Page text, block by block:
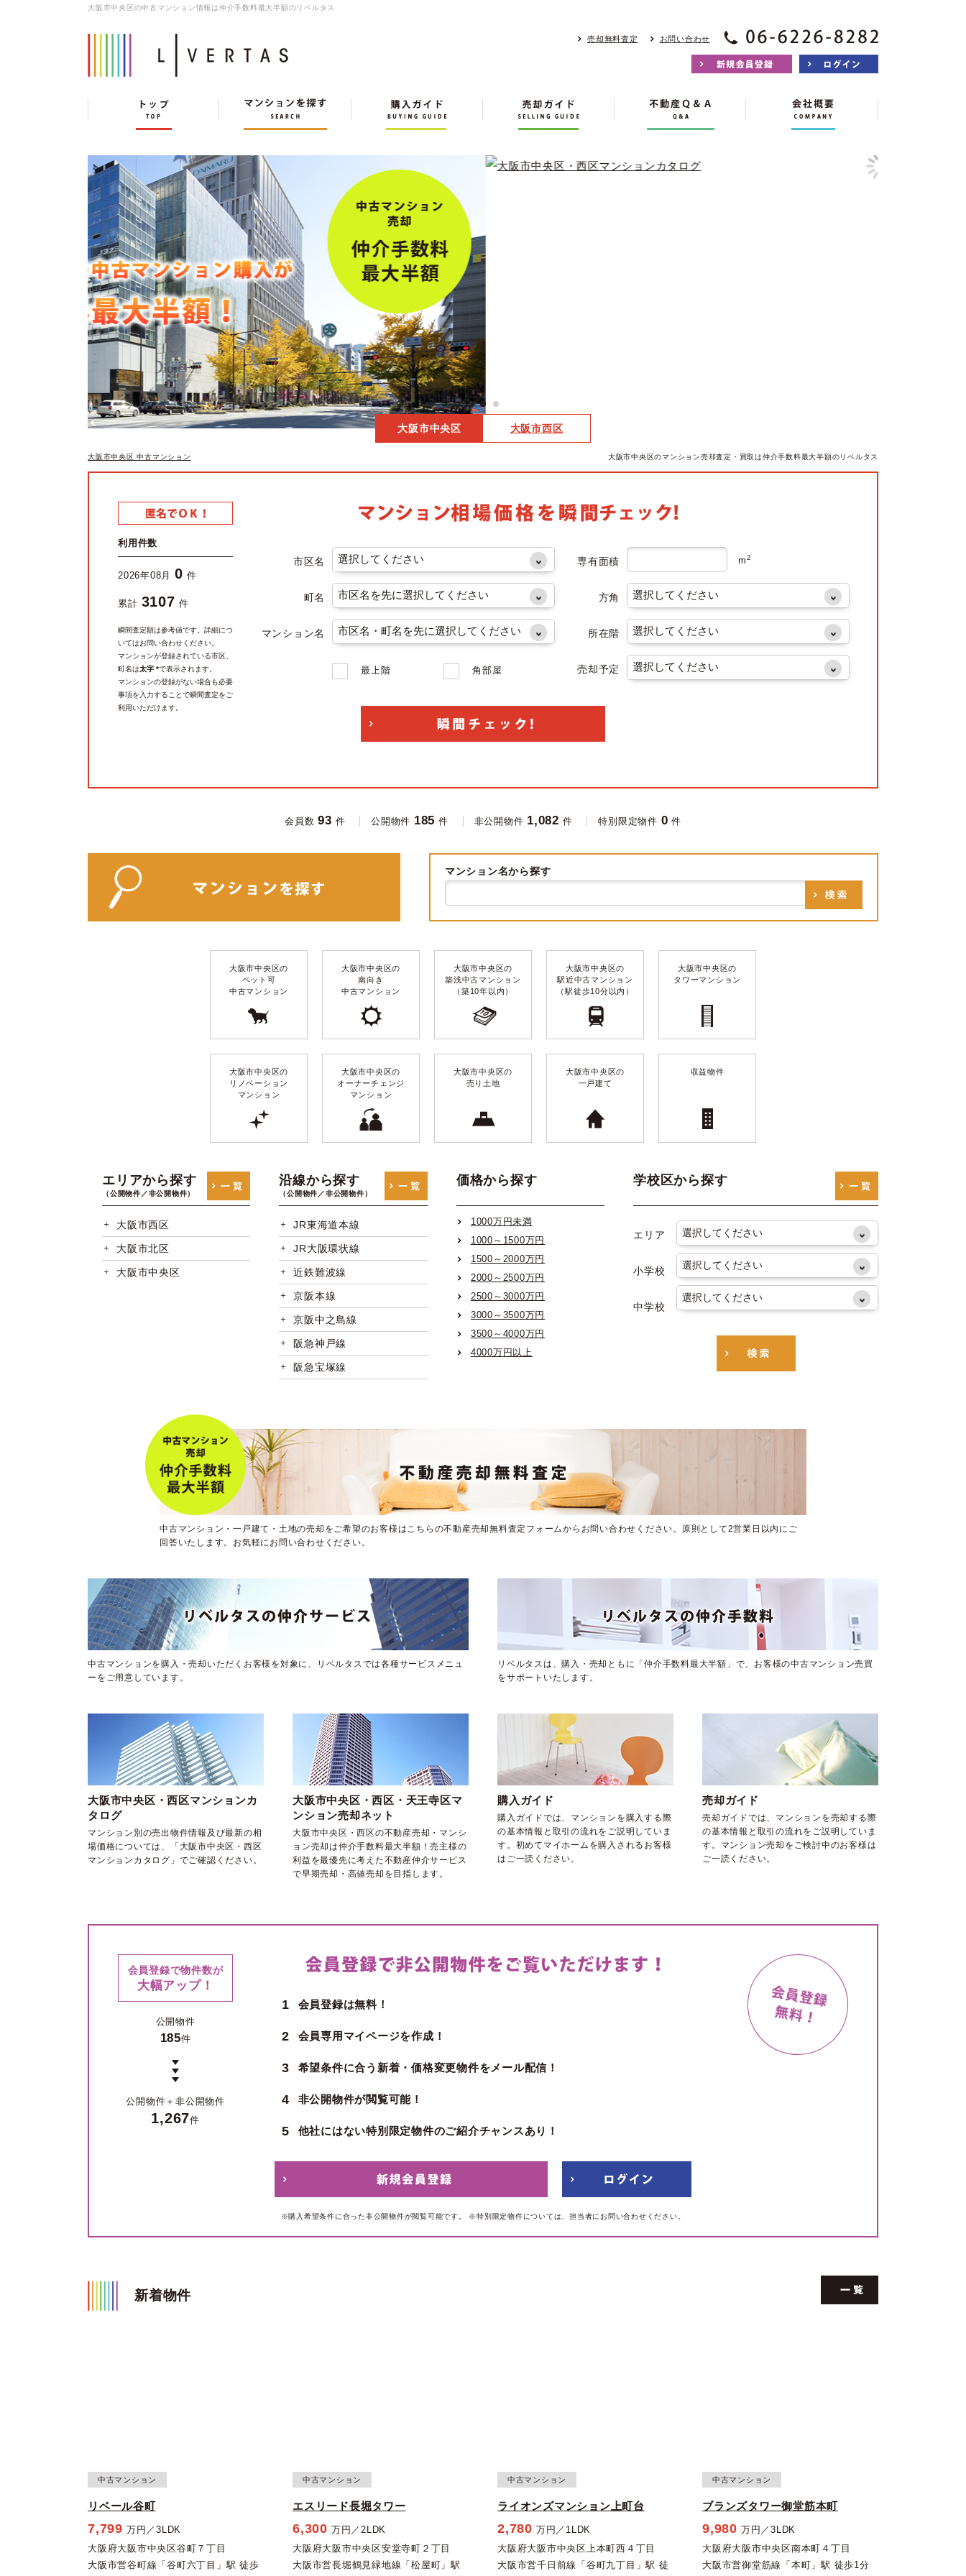
大阪市中央区の中古マンション情報は仲介手数料最大半額のリベルタス
売却無料査定 お問い合わせ
大阪市中央区 大阪市西区
大阪市中央区 中古マンション 大阪市中央区のマンション売却査定・買取は仲介手数料最大半額のリベルタス
利用件数
2026年08月 0 件
累計 3107 件
市区名
町名
マンション名
最上階 角部屋
専有面積 m2
方角
所在階
売却予定
瞬間査定額は参考値です。詳細につ
いてはお問い合わせください。
マンションが登録されている市区、
町名は太字 *で表示されます。
マンションの登録がない場合も必要
事項を入力することで瞬間査定をご
利用いただけます。
会員数 93 件 公開物件 185 件 非公開物件 1,082 件 特別限定物件 0 件
マンション名から探す
大阪市中央区の
ペット可
中古マンション
大阪市中央区の
南向き
中古マンション
大阪市中央区の
築浅中古マンション
（築10年以内）
大阪市中央区の
駅近中古マンション
（駅徒歩10分以内）
大阪市中央区の
タワーマンション
大阪市中央区の
リノベーション
マンション
大阪市中央区の
オーナーチェンジ
マンション
大阪市中央区の
売り土地
大阪市中央区の
一戸建て
収益物件
エリアから探す
（公開物件／非公開物件）
大阪市西区
大阪市北区
大阪市中央区
沿線から探す
（公開物件／非公開物件）
JR東海道本線
JR大阪環状線
近鉄難波線
京阪本線
京阪中之島線
阪急神戸線
阪急宝塚線
阪神なんば線
大阪市営谷町線
大阪市営四つ橋線
大阪市営中央線
大阪市営長堀鶴見緑地線
価格から探す
1000万円未満
1000～1500万円
1500～2000万円
2000～2500万円
2500～3000万円
3000～3500万円
3500～4000万円
4000万円以上
学校区から探す
エリア
小学校
中学校
中古マンション・一戸建て・土地の売却をご希望のお客様はこちらの不動産売却無料査定フォームからお問い合わせください。原則として2営業日以内にご
回答いたします。お気軽にお問い合わせください。
中古マンションを購入・売却いただくお客様を対象に、リベルタスでは各種サービスメニュ
ーをご用意しています。
リベルタスは、購入・売却ともに「仲介手数料最大半額」で、お客様の中古マンション売買
をサポートいたします。
大阪市中央区・西区マンションカ
タログ
マンション別の売出物件情報及び最新の相
場価格については、「大阪市中央区・西区
マンションカタログ」でご確認ください。
大阪市中央区・西区・天王寺区マ
ンション売却ネット
大阪市中央区・西区の不動産売却・マンシ
ョン売却は仲介手数料最大半額！売主様の
利益を最優先に考えた不動産仲介サービス
で早期売却・高値売却を目指します。
購入ガイド
購入ガイドでは、マンションを購入する際
の基本情報と取引の流れをご説明していま
す。初めてマイホームを購入されるお客様
はご一読ください。
売却ガイド
売却ガイドでは、マンションを売却する際
の基本情報と取引の流れをご説明していま
す。マンション売却をご検討中のお客様は
ご一読ください。
会員登録で物件数が
大幅アップ！
公開物件
185件
公開物件＋ 非公開物件
1,267件
1 会員登録は無料！
2 会員専用マイページを作成！
3 希望条件に合う新着・価格変更物件をメール配信！
4 非公開物件が閲覧可能！
5 他社にはない特別限定物件のご紹介チャンスあり！
※購入希望条件に合った非公開物件が閲覧可能です。 ※特別限定物件については、担当者にお問い合わせください。
新着物件
中古マンション
リベール谷町
7,799 万円／3LDK
大阪府大阪市中央区谷町７丁目
大阪市営谷町線「谷町六丁目」駅 徒歩
中古マンション
エスリード長堀タワー
6,300 万円／2LDK
大阪府大阪市中央区安堂寺町２丁目
大阪市営長堀鶴見緑地線「松屋町」駅
中古マンション
ライオンズマンション上町台
2,780 万円／1LDK
大阪府大阪市中央区上本町西４丁目
大阪市営千日前線「谷町九丁目」駅 徒
中古マンション
ブランズタワー御堂筋本町
9,980 万円／3LDK
大阪府大阪市中央区南本町４丁目
大阪市営御堂筋線「本町」駅 徒歩1分